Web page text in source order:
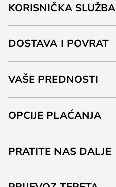
KORISNIČKA SLUŽBA
DOSTAVA I POVRAT
VAŠE PREDNOSTI
OPCIJE PLAĆANJA
PRATITE NAS DALJE